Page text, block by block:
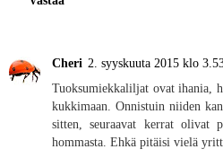
Cheri 2. syyskuuta 2015 klo
Tuoksumiekkaliljat ovat ihania,
kukkimaan. Onnistuin niiden
sitten, seuraavat kerrat olivat
hommasta. Ehkä pitäisi vielä